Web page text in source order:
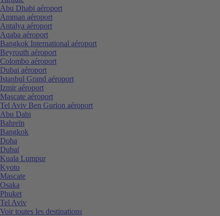
Abu Dhabi aéroport
Amman aéroport
Antalya aéroport
Aqaba aéroport
Bangkok International aéroport
Beyrouth aéroport
Colombo aéroport
Dubai aéroport
Istanbul Grand aéroport
Izmir aéroport
Mascate aéroport
Tel Aviv Ben Gurion aéroport
Abu Dabi
Bahreïn
Bangkok
Doha
Dubaï
Kuala Lumpur
Kyoto
Mascate
Osaka
Phuket
Tel Aviv
Voir toutes les destinations